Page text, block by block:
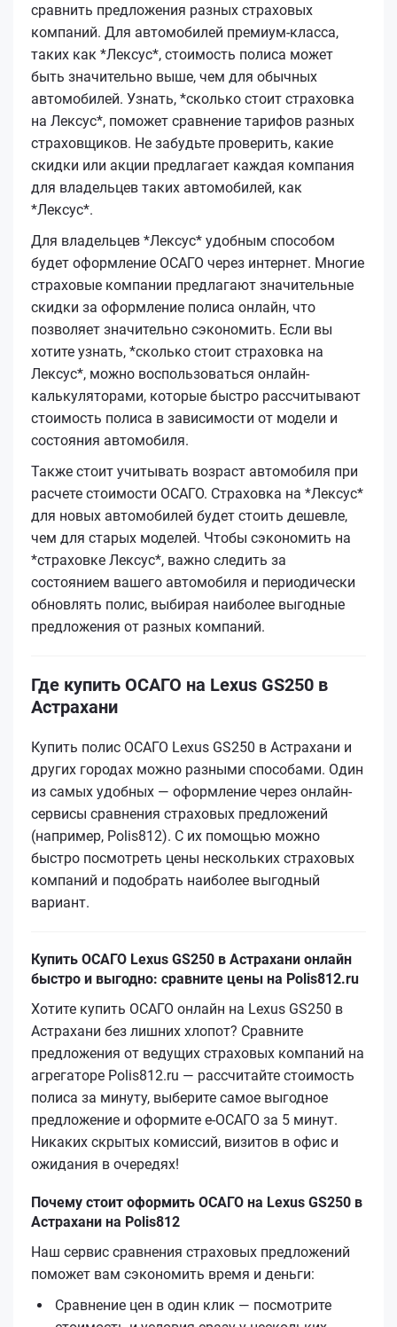
сравнить предложения разных страховых
компаний. Для автомобилей премиум-класса,
таких как *Лексус*, стоимость полиса может
быть значительно выше, чем для обычных
автомобилей. Узнать, *сколько стоит страховка
на Лексус*, поможет сравнение тарифов разных
страховщиков. Не забудьте проверить, какие
скидки или акции предлагает каждая компания
для владельцев таких автомобилей, как
*Лексус*.
Для владельцев *Лексус* удобным способом
будет оформление ОСАГО через интернет. Многие
страховые компании предлагают значительные
скидки за оформление полиса онлайн, что
позволяет значительно сэкономить. Если вы
хотите узнать, *сколько стоит страховка на
Лексус*, можно воспользоваться онлайн-
калькуляторами, которые быстро рассчитывают
стоимость полиса в зависимости от модели и
состояния автомобиля.
Также стоит учитывать возраст автомобиля при
расчете стоимости ОСАГО. Страховка на *Лексус*
для новых автомобилей будет стоить дешевле,
чем для старых моделей. Чтобы сэкономить на
*страховке Лексус*, важно следить за
состоянием вашего автомобиля и периодически
обновлять полис, выбирая наиболее выгодные
предложения от разных компаний.
Где купить ОСАГО на Lexus GS250 в
Астрахани
Купить полис ОСАГО Lexus GS250 в Астрахани и
других городах можно разными способами. Один
из самых удобных — оформление через онлайн-
сервисы сравнения страховых предложений
(например, Polis812). С их помощью можно
быстро посмотреть цены нескольких страховых
компаний и подобрать наиболее выгодный
вариант.
Купить ОСАГО Lexus GS250 в Астрахани онлайн
быстро и выгодно: сравните цены на Polis812.ru
Хотите купить ОСАГО онлайн на Lexus GS250 в
Астрахани без лишних хлопот? Сравните
предложения от ведущих страховых компаний на
агрегаторе Polis812.ru — рассчитайте стоимость
полиса за минуту, выберите самое выгодное
предложение и оформите е‑ОСАГО за 5 минут.
Никаких скрытых комиссий, визитов в офис и
ожидания в очередях!
Почему стоит оформить ОСАГО на Lexus GS250 в
Астрахани на Polis812
Наш сервис сравнения страховых предложений
поможет вам сэкономить время и деньги:
Сравнение цен в один клик — посмотрите